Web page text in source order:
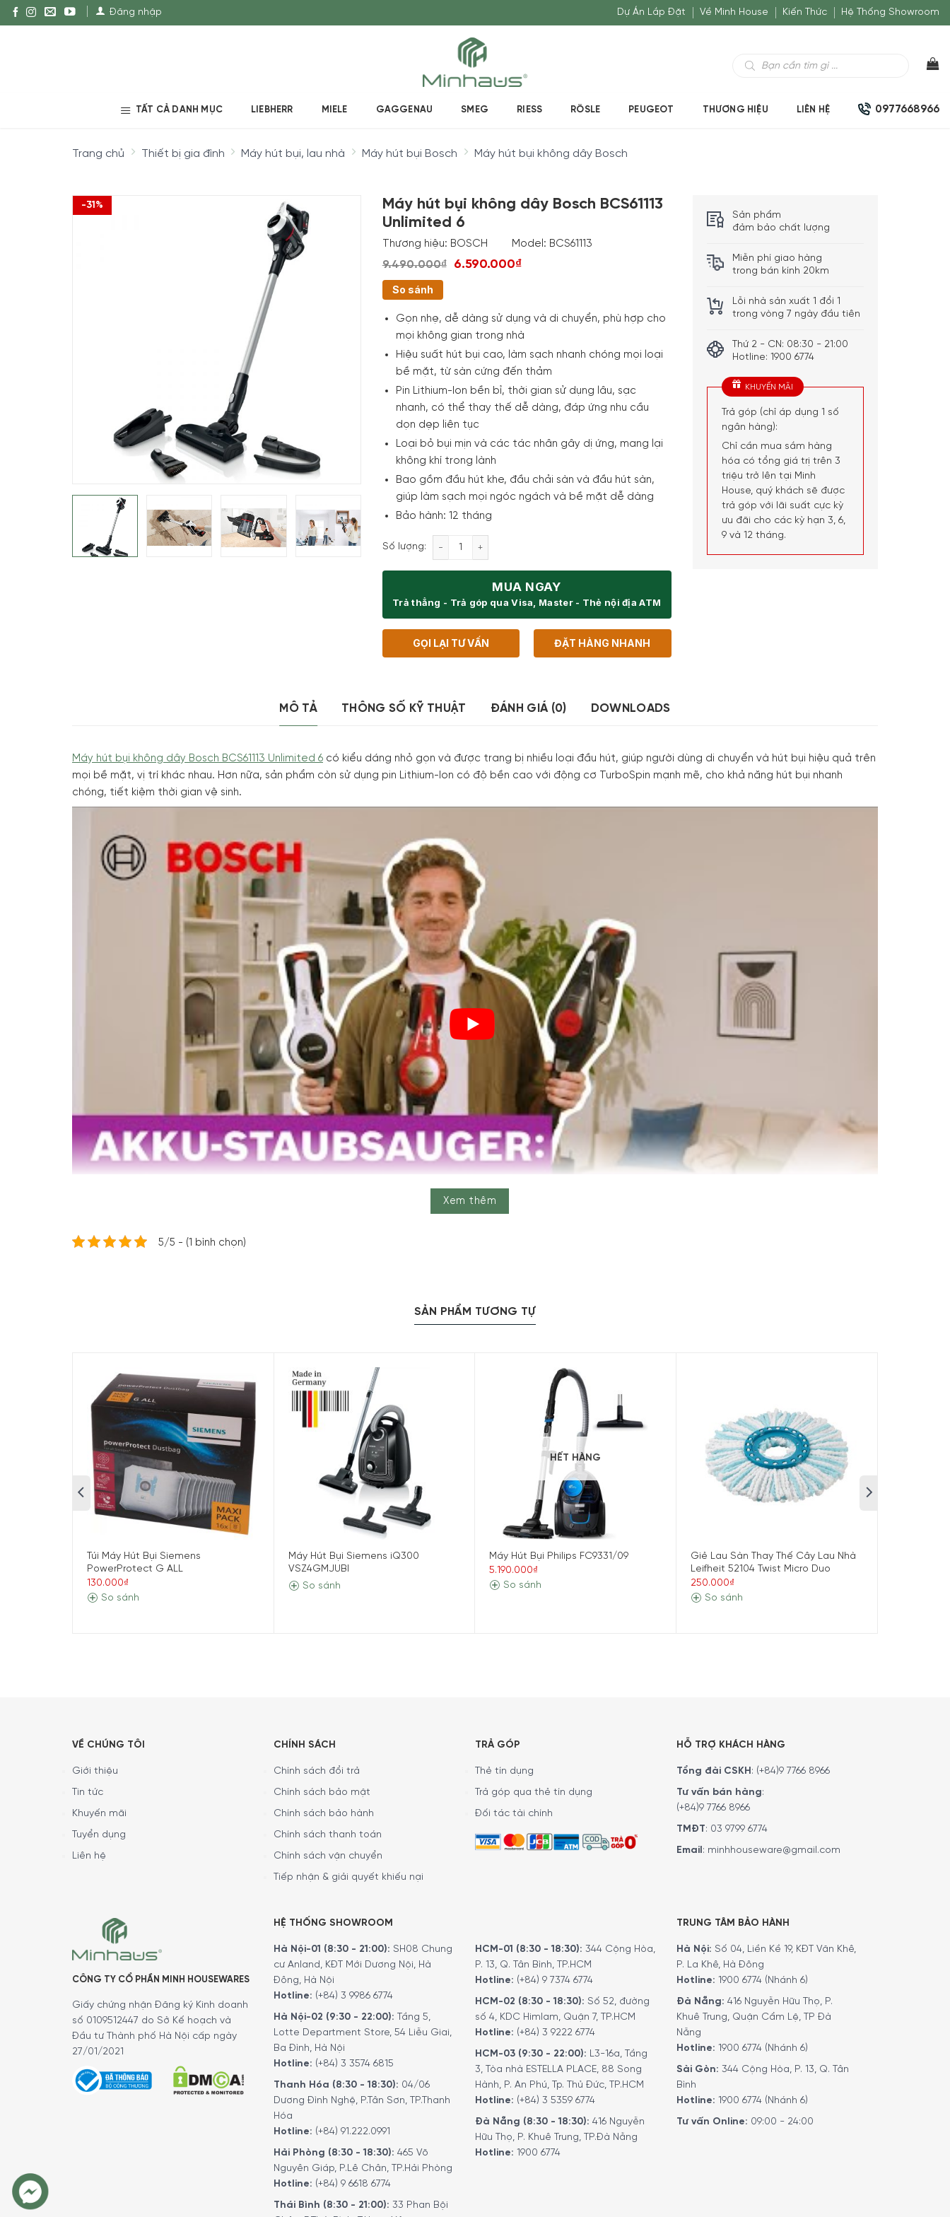
Đăng nhập Dự Án Lắp Đặt Về Minh House Kiến Thức Hệ Thống Showroom
kiếm
TẤT CẢ DANH MỤC LIEBHERR MIELE GAGGENAU SMEG RIESS RÖSLE PEUGEOT THƯƠNG HIỆU LIÊN HỆ 0977668966
Trang chủ Thiết bị gia đình Máy hút bụi, lau nhà Máy hút bụi Bosch Máy hút bụi không dây Bosch
-31%
Máy hút bụi không dây Bosch BCS61113
Unlimited 6
Thương hiệu: BOSCH Model: BCS61113
9.490.000₫ 6.590.000₫
So sánh
Gọn nhẹ, dễ dàng sử dụng và di chuyển, phù hợp cho
mọi không gian trong nhà
Hiệu suất hút bụi cao, làm sạch nhanh chóng mọi loại
bề mặt, từ sàn cứng đến thảm
Pin Lithium-Ion bền bỉ, thời gian sử dụng lâu, sạc
nhanh, có thể thay thế dễ dàng, đáp ứng nhu cầu
dọn dẹp liên tục
Loại bỏ bụi mịn và các tác nhân gây dị ứng, mang lại
không khí trong lành
Bao gồm đầu hút khe, đầu chải sàn và đầu hút sàn,
giúp làm sạch mọi ngóc ngách và bề mặt dễ dàng
Bảo hành: 12 tháng
Số lượng: Máy hút bụi không dây Bosch BCS61113 Unlimited 6 số lượng
MUA NGAY
Trả thẳng - Trả góp qua Visa, Master - Thẻ nội địa ATM
GỌI LẠI TƯ VẤN ĐẶT HÀNG NHANH
Sản phẩm
đảm bảo chất lượng
Miễn phí giao hàng
trong bán kính 20km
Lỗi nhà sản xuất 1 đổi 1
trong vòng 7 ngày đầu tiên
Thứ 2 - CN: 08:30 - 21:00
Hotline: 1900 6774
KHUYẾN MÃI
Trả góp (chỉ áp dụng 1 số
ngân hàng):
Chỉ cần mua sắm hàng
hóa có tổng giá trị trên 3
triệu trở lên tại Minh
House, quý khách sẽ được
trả góp với lãi suất cực kỳ
ưu đãi cho các kỳ hạn 3, 6,
9 và 12 tháng.
MÔ TẢ THÔNG SỐ KỸ THUẬT ĐÁNH GIÁ (0) DOWNLOADS
Máy hút bụi không dây Bosch BCS61113 Unlimited 6 có kiểu dáng nhỏ gọn và được trang bị nhiều loại đầu hút, giúp người dùng di chuyển và hút bụi hiệu quả trên
mọi bề mặt, vị trí khác nhau. Hơn nữa, sản phẩm còn sử dụng pin Lithium-Ion có độ bền cao với động cơ TurboSpin mạnh mẽ, cho khả năng hút bụi nhanh
chóng, tiết kiệm thời gian vệ sinh.
Thông số kỹ thuật và tổng quan máy hút bụi không dây Bosch BCS61113 Unlimited 6
Thương hiệu Bosch
Model
Sản xuất tại Đức
Loại sản phẩm
– Máy hút bụi không dây
– Máy hút bụi cầm tay
– Máy hút bụi cho xe hơi
Thời lượng pin Sạc 4 giờ – Dùng 30 phút
Hãng không công bố
Độ ồn
Bộ lọc Hãng không công bố
nhiều ưu điểm nổi bật.
thiết kế cầm tay nhỏ gọn, sử dụng pin sạc lắp các đầu hút và thay đổi chiều dài ống
Xem thêm
5/5 - (1 bình chọn)
SẢN PHẨM TƯƠNG TỰ
Túi Máy Hút Bụi Siemens
PowerProtect G ALL
130.000₫
So sánh
Máy Hút Bụi Siemens iQ300
VSZ4GMJUBI
So sánh
HẾT HÀNG
Máy Hút Bụi Philips FC9331/09
5.190.000₫
So sánh
Giẻ Lau Sàn Thay Thế Cây Lau Nhà
Leifheit 52104 Twist Micro Duo
250.000₫
So sánh
VỀ CHÚNG TÔI
Giới thiệu
Tin tức
Khuyến mãi
Tuyển dụng
Liên hệ
CHÍNH SÁCH
Chính sách đổi trả
Chính sách bảo mật
Chính sách bảo hành
Chính sách thanh toán
Chính sách vận chuyển
Tiếp nhận & giải quyết khiếu nại
TRẢ GÓP
Thẻ tín dụng
Trả góp qua thẻ tín dụng
Đối tác tài chính
HỖ TRỢ KHÁCH HÀNG
Tổng đài CSKH: (+84)9 7766 8966
Tư vấn bán hàng:
(+84)9 7766 8966
TMĐT: 03 9799 6774
Email: minhhouseware@gmail.com
CÔNG TY CỔ PHẦN MINH HOUSEWARES
Giấy chứng nhận Đăng ký Kinh doanh
số 0109512447 do Sở Kế hoạch và
Đầu tư Thành phố Hà Nội cấp ngày
27/01/2021
HỆ THỐNG SHOWROOM
Hà Nội-01 (8:30 - 21:00): SH08 Chung
cư Anland, KĐT Mới Dương Nội, Hà
Đông, Hà Nội
Hotline: (+84) 3 9986 6774
Hà Nội-02 (9:30 - 22:00): Tầng 5,
Lotte Department Store, 54 Liễu Giai,
Ba Đình, Hà Nội
Hotline: (+84) 3 3574 6815
Thanh Hóa (8:30 - 18:30): 04/06
Dương Đình Nghệ, P.Tân Sơn, TP.Thanh
Hóa
Hotline: (+84) 91.222.0991
Hải Phòng (8:30 - 18:30): 465 Võ
Nguyên Giáp, P.Lê Chân, TP.Hải Phòng
Hotline: (+84) 9 6618 6774
Thái Bình (8:30 - 21:00): 33 Phan Bội
HCM-01 (8:30 - 18:30): 344 Cộng Hòa,
P. 13, Q. Tân Bình, TP.HCM
Hotline: (+84) 9 7374 6774
HCM-02 (8:30 - 18:30): Số 52, đường
số 4, KDC Himlam, Quận 7, TP.HCM
Hotline: (+84) 3 9222 6774
HCM-03 (9:30 - 22:00): L3-16a, Tầng
3, Tòa nhà ESTELLA PLACE, 88 Song
Hành, P. An Phú, Tp. Thủ Đức, TP.HCM
Hotline: (+84) 3 5359 6774
Đà Nẵng (8:30 - 18:30): 416 Nguyễn
Hữu Thọ, P. Khuê Trung, TP.Đà Nẵng
Hotline: 1900 6774
TRUNG TÂM BẢO HÀNH
Hà Nội: Số 04, Liền Kề 19, KĐT Văn Khê,
P. La Khê, Hà Đông
Hotline: 1900 6774 (Nhánh 6)
Đà Nẵng: 416 Nguyễn Hữu Thọ, P.
Khuê Trung, Quận Cẩm Lệ, TP Đà
Nẵng
Hotline: 1900 6774 (Nhánh 6)
Sài Gòn: 344 Cộng Hòa, P. 13, Q. Tân
Bình
Hotline: 1900 6774 (Nhánh 6)
Tư vấn Online: 09:00 - 24:00